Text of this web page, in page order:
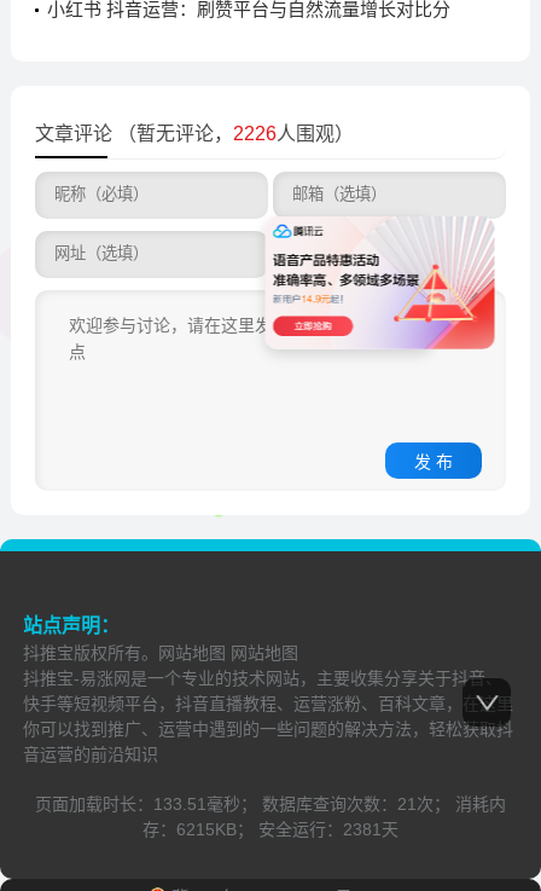
小红书 抖音运营：刷赞平台与自然流量增长对比分
文章评论 （暂无评论， 2226人围观）
发 布
站点声明：
抖推宝版权所有。 网站地图 网站地图
抖推宝-易涨网是一个专业的技术网站，主要收集分享关于抖音、
快手等短视频平台，抖音直播教程、运营涨粉、百科文章，在这里
你可以找到推广、运营中遇到的一些问题的解决方法，轻松获取抖
音运营的前沿知识
页面加载时长： 133.51毫秒； 数据库查询次数： 21次；
消耗内
存： 6215KB； 安全运行： 2381 天